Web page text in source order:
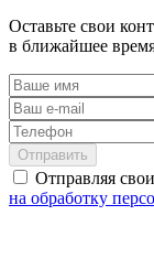
Оставьте свои
в ближайшее
Отправить
Отправляя
на обработку